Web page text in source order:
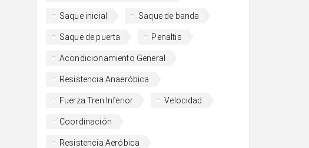
Saque inicial Saque de banda
Saque de puerta Penaltis
Acondicionamiento General
Resistencia Anaeróbica
Fuerza Tren Inferior Velocidad
Coordinación
Resistencia Aeróbica